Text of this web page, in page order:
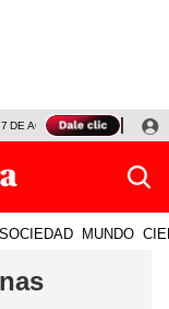
7 DE AGOSTO OLLANTA
SOCIEDAD MUNDO